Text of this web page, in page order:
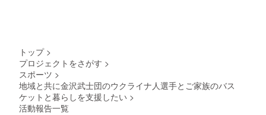
トップ >
プロジェクトをさがす >
スポーツ >
地域と共に金沢武士団のウクライナ人選手とご家族のバス
ケットと暮らしを支援したい >
活動報告一覧